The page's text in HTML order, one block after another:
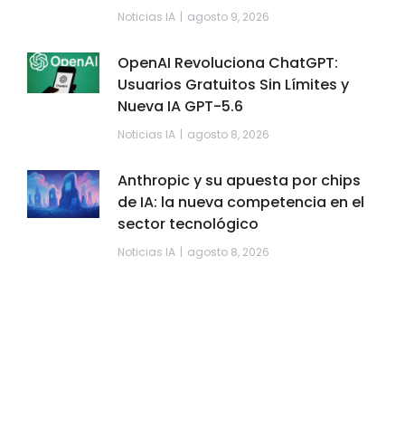
Noticias IA agosto 9, 2026
OpenAI Revoluciona ChatGPT:
Usuarios Gratuitos Sin Límites y
Nueva IA GPT-5.6
Noticias IA agosto 8, 2026
Anthropic y su apuesta por chips
de IA: la nueva competencia en el
sector tecnológico
Noticias IA agosto 8, 2026